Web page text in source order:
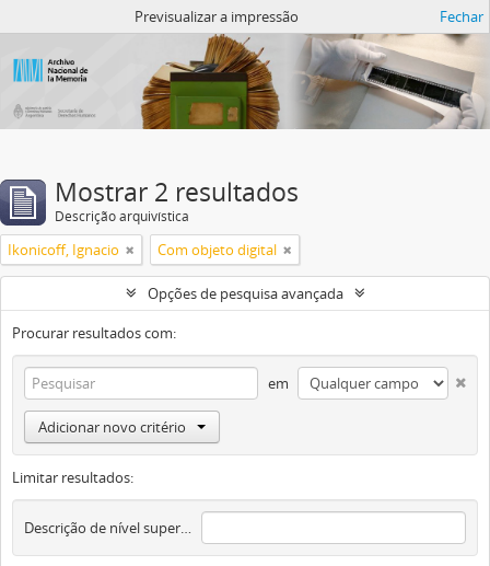
Previsualizar a impressão Fechar
Mostrar 2 resultados
Descrição arquivística
Ikonicoff, Ignacio Com objeto digital
Opções de pesquisa avançada
Procurar resultados com:
em
Adicionar novo critério
Limitar resultados:
Descrição de nível superior